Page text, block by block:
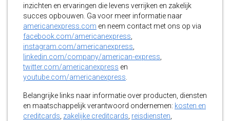
inzichten en ervaringen die levens verrijken en zakelijk
succes opbouwen. Ga voor meer informatie naar
americanexpress.com en neem contact met ons op via
facebook.com/americanexpress
instagram.com/americanexpress
linkedin.com/company/american-express
twitter.com/americanexpress en
youtube.com/americanexpress
Belangrijke links naar informatie over producten, diensten
en maatschappelijk verantwoord ondernemen: kosten en
creditcards zakelijke creditcards reisdiensten